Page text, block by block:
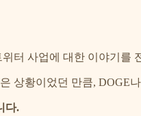
터 사업에 대한 이야기를
상황이었던 만큼, DOGE
다.